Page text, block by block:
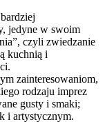
jedyne w swoim
czyli zwiedzanie
kuchnią i
zainteresowaniom,
rodzaju imprez
gusty i smaki;
i artystycznym.